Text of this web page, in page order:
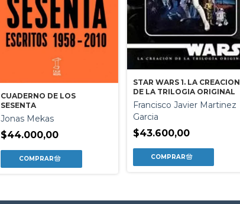
CUADERNO DE LOS
SESENTA
Jonas Mekas
$44.000,00
STAR WARS 1. LA CREACION
DE LA TRILOGIA ORIGINAL
Francisco Javier Martinez
Garcia
$43.600,00